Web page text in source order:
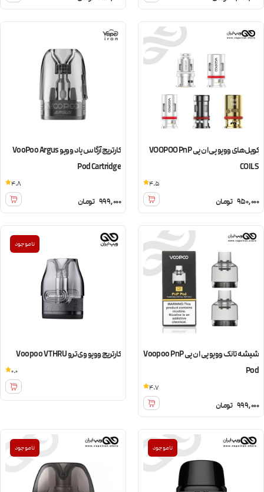
کویل‌های ووپو پی ان پی VOOPOO PnP
COILS
950,000 تومان
4.5
کارتریج آرگاس پاد ووپو VooPoo Argus
Pod Cartridge
999,000 تومان
4.8
شیشه تانک ووپو پی ان پی Voopoo PnP
Pod
999,000 تومان
4.7
ناموجود
کارتریج ووپو وی ترو Voopoo V THRU
0.0
ناموجود ناموجود